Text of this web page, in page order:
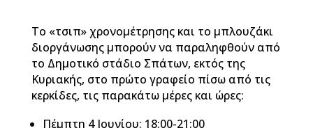
Το «τσιπ» χρονομέτρησης και το μπλουζάκι
διοργάνωσης μπορούν να παραληφθούν από
το Δημοτικό στάδιο Σπάτων, εκτός της
Κυριακής, στο πρώτο γραφείο πίσω από τις
κερκίδες, τις παρακάτω μέρες και ώρες:
Πέμπτη 4 Ιουνίου: 18:00-21:00